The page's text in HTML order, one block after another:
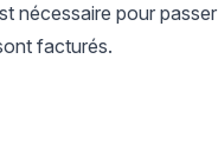
nécessaire pour passer
facturés.